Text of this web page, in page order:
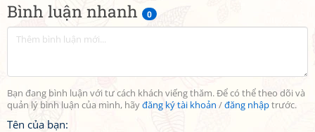
Bình luận nhanh 0
Bạn đang bình luận với tư cách khách viếng thăm. Để có thể theo dõi và
quản lý bình luận của mình, hãyđăng ký tài khoản /đăng nhậptrước.
Tên của bạn: